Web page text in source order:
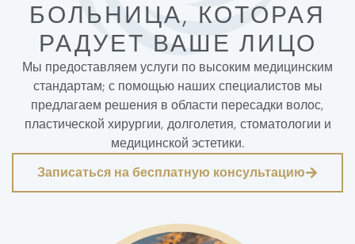
БОЛЬНИЦА, КОТОРАЯ
РАДУЕТ ВАШЕ ЛИЦО
Мы предоставляем услуги по высоким медицинским
стандартам; с помощью наших специалистов мы
предлагаем решения в области пересадки волос,
пластической хирургии, долголетия, стоматологии и
медицинской эстетики.
Записаться на бесплатную консультацию